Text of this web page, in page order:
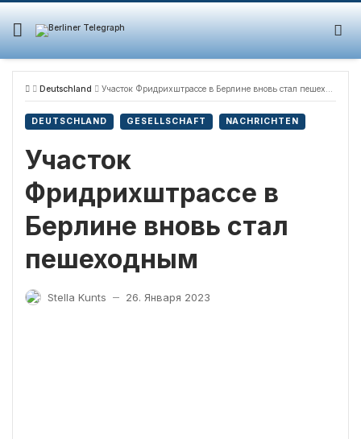
Skip
content
Deutschland Участок Фридрихштрассе в Берлине вновь стал пешеходным
DEUTSCHLAND GESELLSCHAFT NACHRICHTEN
Участок
Фридрихштрассе в
Берлине вновь стал
пешеходным
Stella Kunts — 26. Января 2023